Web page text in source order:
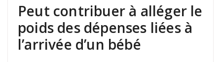
Peut contribuer à alléger le
poids des dépenses liées à
l’arrivée d’un bébé